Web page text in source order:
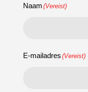
Naam (Vereist)
E-mailadres (Vereist)